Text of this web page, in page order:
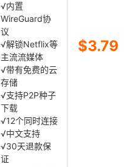
√内置
WireGuard协
议
√解锁Netflix等
主流流媒体
√带有免费的云
存储
√支持P2P种子
下载
√12个同时连接
√中文支持
√30天退款保
证
$3.79